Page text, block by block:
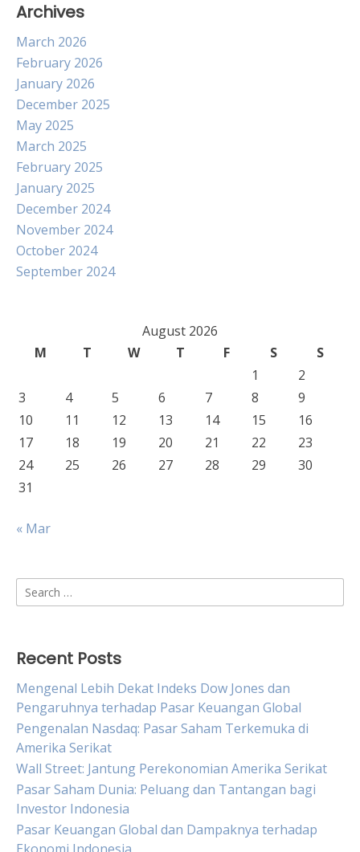
Archives
March 2026
February 2026
January 2026
December 2025
May 2025
March 2025
February 2025
January 2025
December 2024
November 2024
October 2024
September 2024
August 2026
M
T W T F S
S
1
2
3
4 5 6 7 8
9
10
11 12 13 14 15
16
17
18 19 20 21 22
23
24
25 26 27 28 29
30
31
« Mar
Search
for:
Recent Posts
Mengenal Lebih Dekat Indeks Dow Jones dan
Pengaruhnya terhadap Pasar Keuangan Global
Pengenalan Nasdaq: Pasar Saham Terkemuka di
Amerika Serikat
Wall Street: Jantung Perekonomian Amerika Serikat
Pasar Saham Dunia: Peluang dan Tantangan bagi
Investor Indonesia
Pasar Keuangan Global dan Dampaknya terhadap